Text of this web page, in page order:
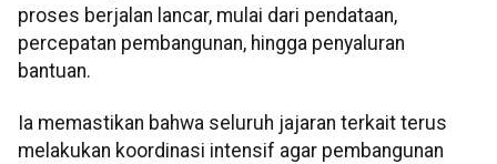
proses berjalan lancar, mulai dari pendataan,
percepatan pembangunan, hingga penyaluran
bantuan.
Ia memastikan bahwa seluruh jajaran terkait terus
melakukan koordinasi intensif agar pembangunan